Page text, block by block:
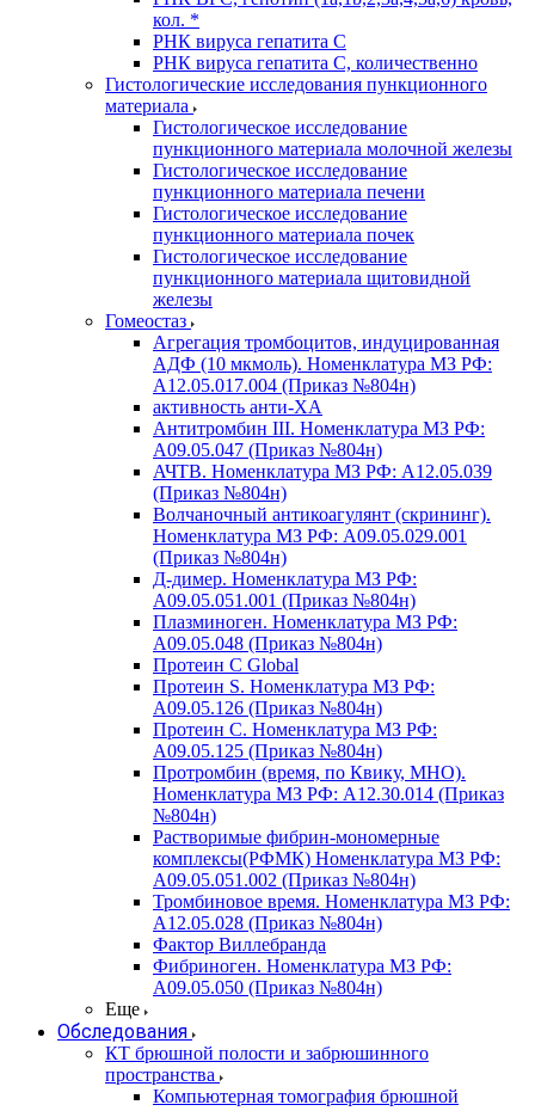
кол. *
РНК вируса гепатита C
РНК вируса гепатита C, количественно
Гистологические исследования пункционного
материала
Гистологическое исследование
пункционного материала молочной железы
Гистологическое исследование
пункционного материала печени
Гистологическое исследование
пункционного материала почек
Гистологическое исследование
пункционного материала щитовидной
железы
Гомеостаз
Агрегация тромбоцитов, индуцированная
АДФ (10 мкмоль). Номенклатура МЗ РФ:
A12.05.017.004 (Приказ №804н)
активность анти-ХА
Антитромбин III. Номенклатура МЗ РФ:
A09.05.047 (Приказ №804н)
АЧТВ. Номенклатура МЗ РФ: A12.05.039
(Приказ №804н)
Волчаночный антикоагулянт (скрининг).
Номенклатура МЗ РФ: A09.05.029.001
(Приказ №804н)
Д-димер. Номенклатура МЗ РФ:
A09.05.051.001 (Приказ №804н)
Плазминоген. Номенклатура МЗ РФ:
A09.05.048 (Приказ №804н)
Протеин C Global
Протеин S. Номенклатура МЗ РФ:
A09.05.126 (Приказ №804н)
Протеин С. Номенклатура МЗ РФ:
A09.05.125 (Приказ №804н)
Протромбин (время, по Квику, МНО).
Номенклатура МЗ РФ: A12.30.014 (Приказ
№804н)
Растворимые фибрин-мономерные
комплексы(РФМК) Номенклатура МЗ РФ:
A09.05.051.002 (Приказ №804н)
Тромбиновое время. Номенклатура МЗ РФ:
A12.05.028 (Приказ №804н)
Фактор Виллебранда
Фибриноген. Номенклатура МЗ РФ:
A09.05.050 (Приказ №804н)
Еще
Обследования
КТ брюшной полости и забрюшинного
пространства
Компьютерная томография брюшной